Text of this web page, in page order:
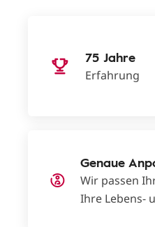
75 Jahre
Erfahrung
Genaue
Wir passen
Ihre Lebens-